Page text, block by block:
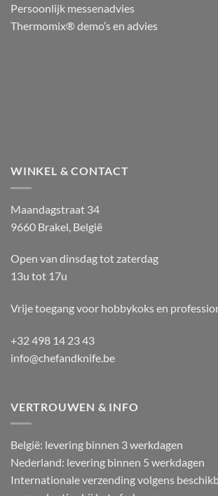
Persoonlijk messenadvies
Thermomix® demo’s en advies
WINKEL & CONTACT
Maandagstraat 34
9660 Brakel, België
Open van dinsdag tot zaterdag
13u tot 17u
Vrije toegang voor hobbykoks en
+32 498 14 23 43
info@chefandknife.be
VERTROUWEN & INFO
België: levering binnen 3 werkdagen
Nederland: levering binnen 5 werkdagen
Internationale verzending volgens